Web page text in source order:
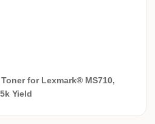
for Lexmark® MS710,
Yield